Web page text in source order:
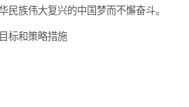
民族伟大复兴的中国梦而不懈奋斗。
标和策略措施